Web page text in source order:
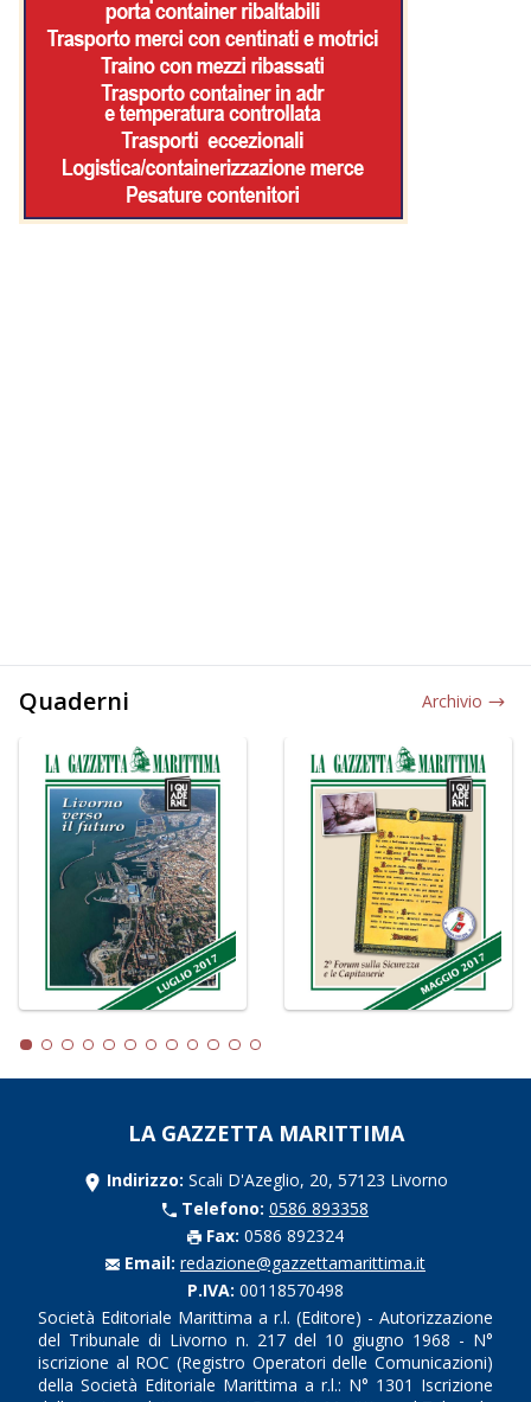
Quaderni Archivio
LA GAZZETTA MARITTIMA
Indirizzo: Scali D'Azeglio, 20, 57123 Livorno
Telefono: 0586 893358
Fax: 0586 892324
Email: redazione@gazzettamarittima.it
P.IVA: 00118570498
Società Editoriale Marittima a r.l. (Editore) - Autorizzazione
del Tribunale di Livorno n. 217 del 10 giugno 1968 - N°
iscrizione al ROC (Registro Operatori delle Comunicazioni)
della Società Editoriale Marittima a r.l.: N° 1301 Iscrizione